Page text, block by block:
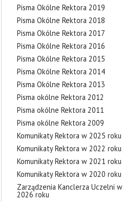
Pisma Okólne Rektora 2019
Pisma Okólne Rektora 2018
Pisma Okólne Rektora 2017
Pisma Okólne Rektora 2016
Pisma Okólne Rektora 2015
Pisma Okólne Rektora 2014
Pisma Okólne Rektora 2013
Pisma okólne Rektora 2012
Pisma okólne Rektora 2011
Pisma okólne Rektora 2009
Komunikaty Rektora w 2025 roku
Komunikaty Rektora w 2022 roku
Komunikaty Rektora w 2021 roku
Komunikaty Rektora w 2020 roku
Zarządzenia Kanclerza Uczelni w
2026 roku